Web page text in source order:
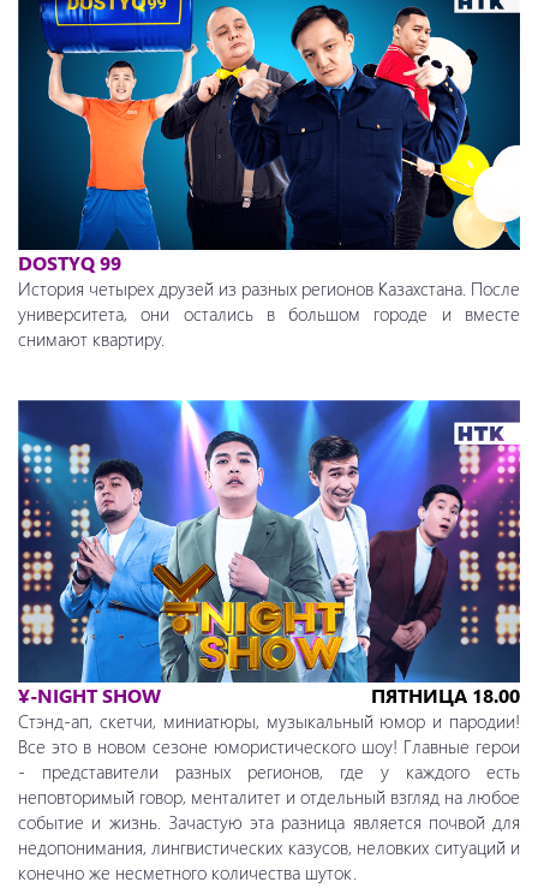
DOSTYQ 99
История четырех друзей из разных регионов Казахстана. После
университета, они остались в большом городе и вместе
снимают квартиру.
Ұ-NIGHT SHOW ПЯТНИЦА 18.00
Стэнд-ап, скетчи, миниатюры, музыкальный юмор и пародии!
Все это в новом сезоне юмористического шоу! Главные герои
- представители разных регионов, где у каждого есть
неповторимый говор, менталитет и отдельный взгляд на любое
событие и жизнь. Зачастую эта разница является почвой для
недопонимания, лингвистических казусов, неловких ситуаций и
конечно же несметного количества шуток.